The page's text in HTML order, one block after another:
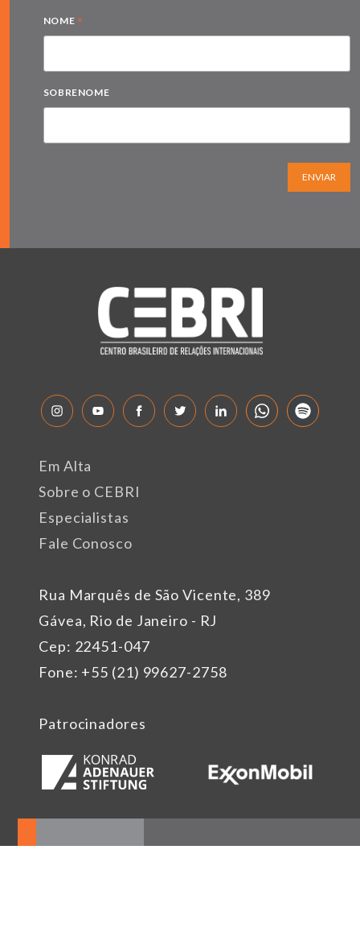
NOME *
SOBRENOME
ENVIAR
Rua Marquês de São Vicente, 389
Gávea, Rio de Janeiro - RJ
Cep: 22451-047
Fone: +55 (21) 99627-2758
Em Alta
Sobre o CEBRI
Especialistas
Fale Conosco
Patrocinadores